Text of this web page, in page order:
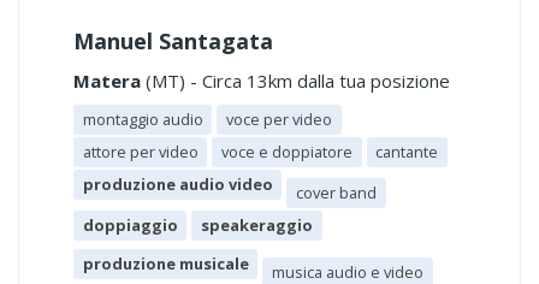
Manuel Santagata
Matera (MT) - Circa 13km dalla tua posizione
montaggio audio
voce per video
attore per video
voce e doppiatore
cantante
produzione audio video
cover band
doppiaggio
speakeraggio
produzione musicale
musica audio e video